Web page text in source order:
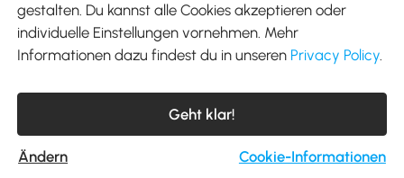
Google Play
Tel.: +49 40 87408465
kontakt@aosom.de
Telefonservice Mo.-Fr. 9:00-17:30 Uhr
MH Handel GmbH, Wendenstraße 309, 20537 Hamburg
gestalten. Du kannst alle Cookies akzeptieren oder
individuelle Einstellungen vornehmen. Mehr
Informationen dazu findest du in unseren Privacy Policy.
Geht klar!
Ändern Cookie-Informationen